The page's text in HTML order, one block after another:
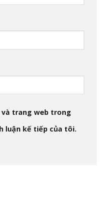
trang web trong
luận kế tiếp của tôi.